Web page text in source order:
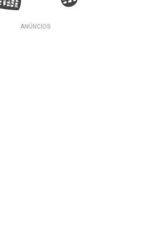
ANÚNCIOS